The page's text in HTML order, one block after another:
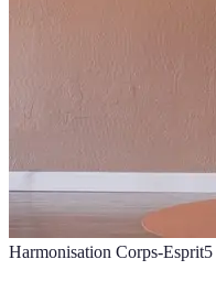
Harmonisation Corps-Esprit5